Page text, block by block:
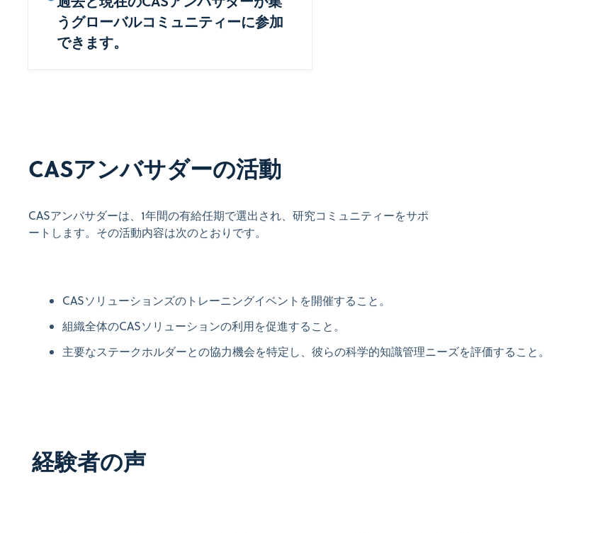
うグローバルコミュニティーに参加
できます。
CASアンバサダーの活動
CASアンバサダーは、1年間の有給任期で選出され、研究コミュニティーをサポ
ートします。その活動内容は次のとおりです。
CASソリューションズのトレーニングイベントを開催すること。
組織全体のCASソリューションの利用を促進すること。
主要なステークホルダーとの協力機会を特定し、彼らの科学的知識管理ニーズを評価すること。
経験者の声